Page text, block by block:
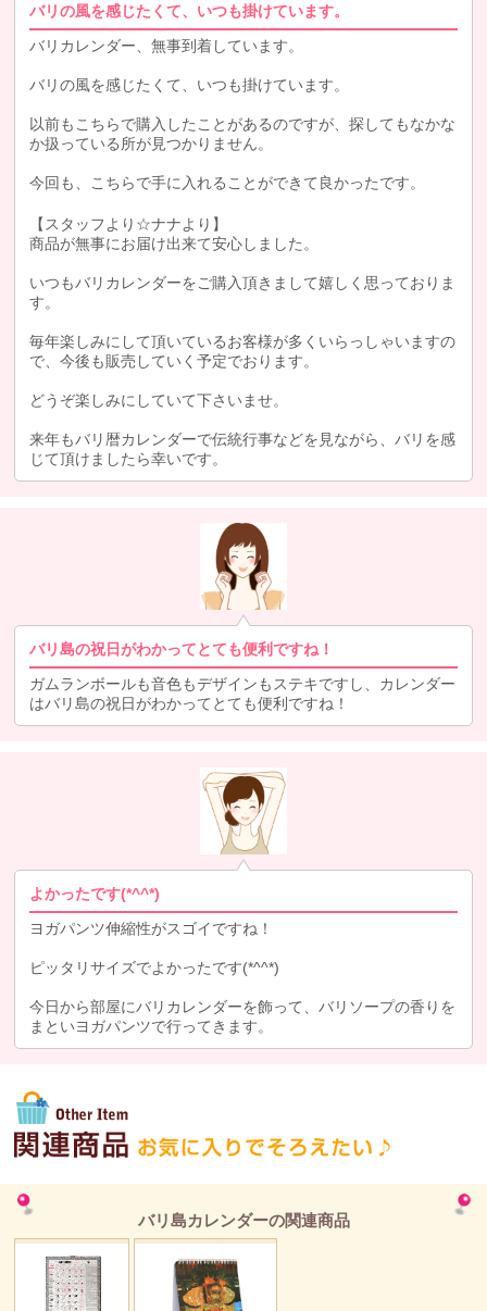
バリの風を感じたくて、いつも掛けています。
バリカレンダー、無事到着しています。
バリの風を感じたくて、いつも掛けています。
以前もこちらで購入したことがあるのですが、探してもなかな
か扱っている所が見つかりません。
今回も、こちらで手に入れることができて良かったです。
【スタッフより☆ナナより】
商品が無事にお届け出来て安心しました。
いつもバリカレンダーをご購入頂きまして嬉しく思っておりま
す。
毎年楽しみにして頂いているお客様が多くいらっしゃいますの
で、今後も販売していく予定でおります。
どうぞ楽しみにしていて下さいませ。
来年もバリ暦カレンダーで伝統行事などを見ながら、バリを感
じて頂けましたら幸いです。
バリ島の祝日がわかってとても便利ですね！
ガムランボールも音色もデザインもステキですし、カレンダー
はバリ島の祝日がわかってとても便利ですね！
よかったです(*^^*)
ヨガパンツ伸縮性がスゴイですね！
ピッタリサイズでよかったです(*^^*)
今日から部屋にバリカレンダーを飾って、バリソープの香りを
まといヨガパンツで行ってきます。
バリ島カレンダーの関連商品